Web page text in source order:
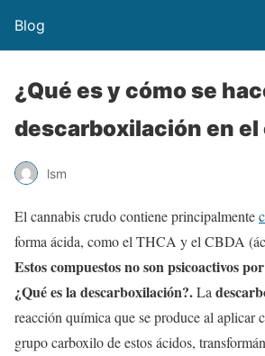
Blog
¿Qué es y cómo se
descarboxilación en el
lsm
El cannabis crudo contiene principalmente
forma ácida, como el THCA y el CBDA
Estos compuestos no son psicoactivos
¿Qué es la descarboxilación?.La
reacción química que se produce al aplicar
grupo carboxilo de estos ácidos,